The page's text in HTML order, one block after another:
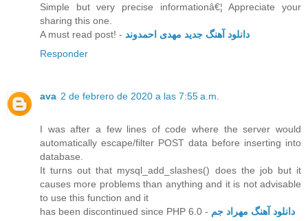
Simple but very precise informationâ€¦ Appreciate your
sharing this one.
A must read post! - دانلود آهنگ جدید مهدی احمدوند
Responder
ava 2 de febrero de 2020 a las 7:55 a.m.
I was after a few lines of code where the server would
automatically escape/filter POST data before inserting into
database.
It turns out that mysql_add_slashes() does the job but it
causes more problems than anything and it is not advisable
to use this function and it
has been discontinued since PHP 6.0 - دانلود آهنگ مهراد جم